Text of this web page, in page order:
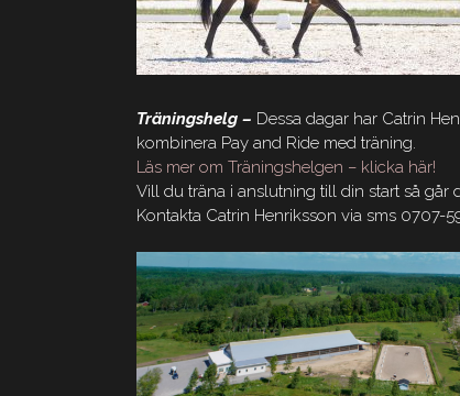
Träningshelg – Dessa dagar har Catrin
kombinera Pay and Ride med träning.
Läs mer om Träningshelgen – klicka här!
Vill du träna i anslutning till din start så går
Kontakta Catrin Henriksson via sms 0707-